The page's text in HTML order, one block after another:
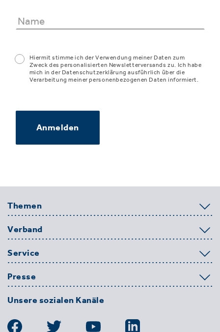
Hiermit stimme ich der Verwendung meiner Daten zum
Zweck des personalisierten Newsletterversands zu. Ich habe
mich in der Datenschutzerklärung ausführlich über die
Verarbeitung meiner personenbezogenen Daten informiert.
Anmelden
Themen
Verband
Service
Presse
Unsere sozialen Kanäle